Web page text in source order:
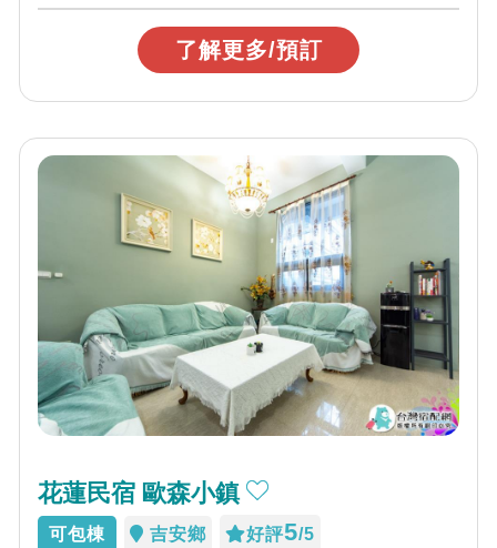
了解更多/預訂
花蓮民宿 歐森小鎮
可包棟 吉安鄉 好評5/5